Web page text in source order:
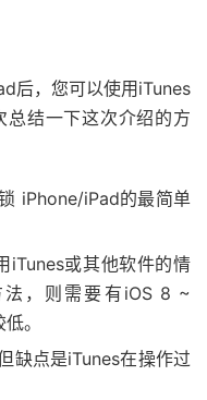
后，您可以使用iTunes
结一下这次介绍的方
iPhone/iPad的最简单
iTunes或其他软件的情
，则需要有iOS 8 ~
。
缺点是iTunes在操作过